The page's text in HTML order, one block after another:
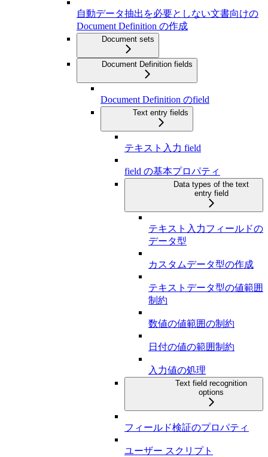
自動データ抽出を必要としない文書向けの
Document Definition の作成
Document sets
Document Definition fields
Document Definition のfield
Text entry fields
テキスト入力 field
field の基本プロパティ
Data types of the text
entry field
テキスト入力フィールドの
データ型
カスタムデータ型の作成
テキストデータ型の値範囲
制約
数値の値範囲の制約
日付の値の範囲制約
入力値の処理
Text field recognition
options
フィールド検証のプロパティ
ユーザー スクリプト